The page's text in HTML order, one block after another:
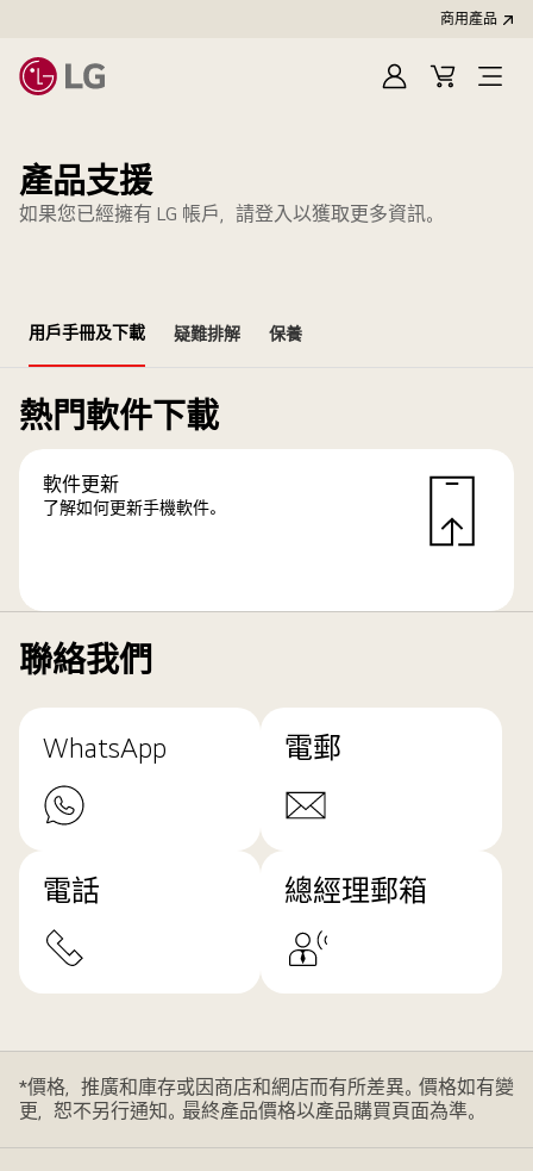
商用產品
登
購
產品支援
如果您已經擁有 LG 帳戶，請登入以獲取更多資訊。
用戶手冊及下載 疑難排解 保養
熱門軟件下載
軟件更新
了解如何更新手機軟件。
聯絡我們
WhatsApp 電郵
電話 總經理郵箱
*價格，推廣和庫存或因商店和網店而有所差異。價格如有變
更，恕不另行通知。最終產品價格以產品購買頁面為準。